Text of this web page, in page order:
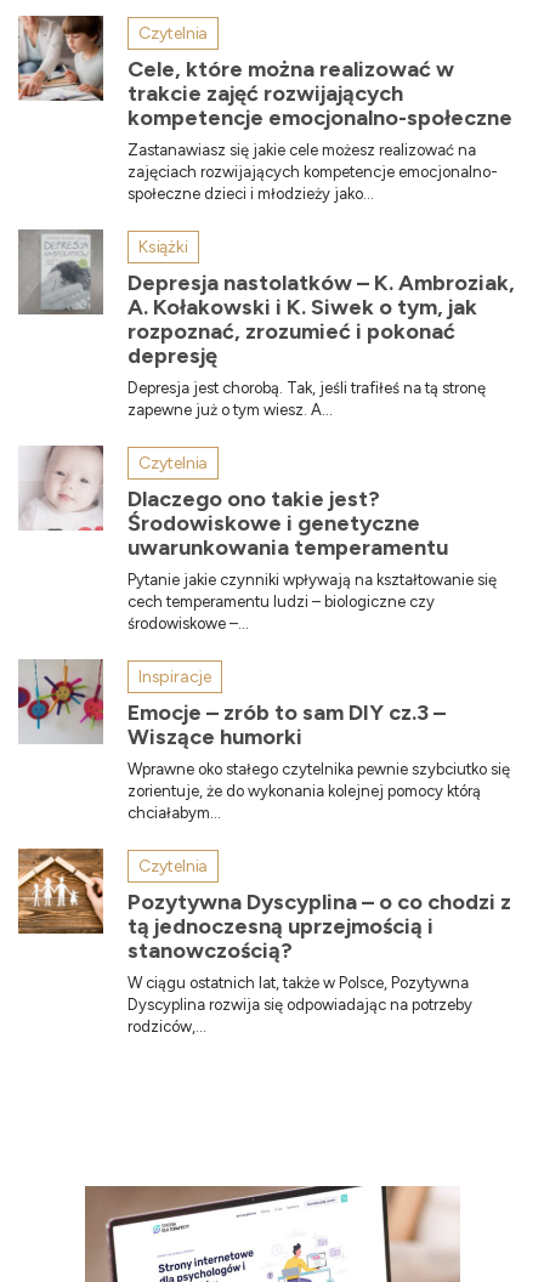
Czytelnia
Cele, które można realizować w
trakcie zajęć rozwijających
kompetencje emocjonalno-społeczne
Zastanawiasz się jakie cele możesz realizować na
zajęciach rozwijających kompetencje emocjonalno-
społeczne dzieci i młodzieży jako...
Książki
Depresja nastolatków – K. Ambroziak,
A. Kołakowski i K. Siwek o tym, jak
rozpoznać, zrozumieć i pokonać
depresję
Depresja jest chorobą. Tak, jeśli trafiłeś na tą stronę
zapewne już o tym wiesz. A...
Czytelnia
Dlaczego ono takie jest?
Środowiskowe i genetyczne
uwarunkowania temperamentu
Pytanie jakie czynniki wpły­wają na kształtowanie się
cech temperamentu ludzi – biologiczne czy
środowiskowe –...
Inspiracje
Emocje – zrób to sam DIY cz.3 –
Wiszące humorki
Wprawne oko stałego czytelnika pewnie szybciutko się
zorientuje, że do wykonania kolejnej pomocy którą
chciałabym...
Czytelnia
Pozytywna Dyscyplina – o co chodzi z
tą jednoczesną uprzejmością i
stanowczością?
W ciągu ostatnich lat, także w Polsce, Pozytywna
Dyscyplina rozwija się odpowiadając na potrzeby
rodziców,...